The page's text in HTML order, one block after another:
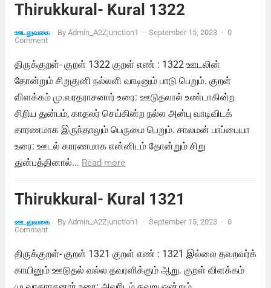
Thirukkural- Kural 1322
ஊடலுவகை By Admin_A2Zjunction1 · September 15, 2023 · 0
Comment
திருக்குறள்- குறள் 1322 குறள் எண் : 1322 ஊடலின்
தோன்றும் சிறுதுனி நல்லளி வாடினும் பாடு பெறும். குறள்
விளக்கம் மு.வரதராசனார் உரை: ஊடுதலால் உண்டாகின்ற
சிறிய துன்பம், காதலர் செய்கின்ற நல்ல அன்பு வாடிவிடக்
காரணமாக இருந்தாலும் பெருமை பெறும். சாலமன் பாப்பையா
உரை: ஊடல் காரணமாக என்னிடம் தோன்றும் சிறு
துன்பத்தினால்... Read more
Thirukkural- Kural 1321
ஊடலுவகை By Admin_A2Zjunction1 · September 15, 2023 · 0
Comment
திருக்குறள்- குறள் 1321 குறள் எண் : 1321 இல்லை தவறவர்க்
காயினும் ஊடுதல் வல்ல தவரளிக்கும் ஆறு. குறள் விளக்கம்